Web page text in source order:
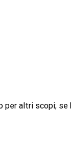
altri scopi; se